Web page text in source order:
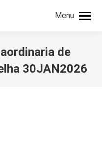
Menu
de
30JAN2026